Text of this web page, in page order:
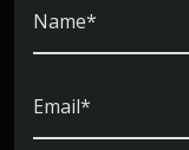
Name*
Email*